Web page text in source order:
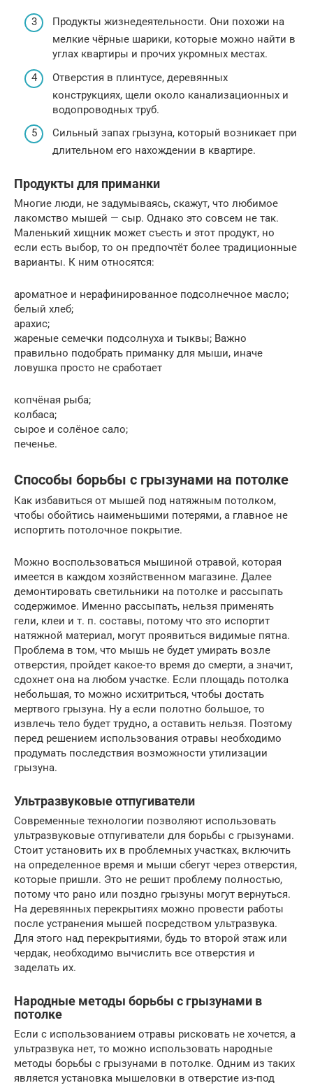
Продукты жизнедеятельности. Они похожи на
мелкие чёрные шарики, которые можно найти в
углах квартиры и прочих укромных местах.
Отверстия в плинтусе, деревянных
конструкциях, щели около канализационных и
водопроводных труб.
Сильный запах грызуна, который возникает при
длительном его нахождении в квартире.
Продукты для приманки
Многие люди, не задумываясь, скажут, что любимое
лакомство мышей — сыр. Однако это совсем не так.
Маленький хищник может съесть и этот продукт, но
если есть выбор, то он предпочтёт более традиционные
варианты. К ним относятся:
ароматное и нерафинированное подсолнечное масло;
белый хлеб;
арахис;
жареные семечки подсолнуха и тыквы; Важно
правильно подобрать приманку для мыши, иначе
ловушка просто не сработает
копчёная рыба;
колбаса;
сырое и солёное сало;
печенье.
Способы борьбы с грызунами на потолке
Как избавиться от мышей под натяжным потолком,
чтобы обойтись наименьшими потерями, а главное не
испортить потолочное покрытие.
Можно воспользоваться мышиной отравой, которая
имеется в каждом хозяйственном магазине. Далее
демонтировать светильники на потолке и рассыпать
содержимое. Именно рассыпать, нельзя применять
гели, клеи и т. п. составы, потому что это испортит
натяжной материал, могут проявиться видимые пятна.
Проблема в том, что мышь не будет умирать возле
отверстия, пройдет какое-то время до смерти, а значит,
сдохнет она на любом участке. Если площадь потолка
небольшая, то можно исхитриться, чтобы достать
мертвого грызуна. Ну а если полотно большое, то
извлечь тело будет трудно, а оставить нельзя. Поэтому
перед решением использования отравы необходимо
продумать последствия возможности утилизации
грызуна.
Ультразвуковые отпугиватели
Современные технологии позволяют использовать
ультразвуковые отпугиватели для борьбы с грызунами.
Стоит установить их в проблемных участках, включить
на определенное время и мыши сбегут через отверстия,
которые пришли. Это не решит проблему полностью,
потому что рано или поздно грызуны могут вернуться.
На деревянных перекрытиях можно провести работы
после устранения мышей посредством ультразвука.
Для этого над перекрытиями, будь то второй этаж или
чердак, необходимо вычислить все отверстия и
заделать их.
Народные методы борьбы с грызунами в
потолке
Если с использованием отравы рисковать не хочется, а
ультразвука нет, то можно использовать народные
методы борьбы с грызунами в потолке. Одним из таких
является установка мышеловки в отверстие из-под